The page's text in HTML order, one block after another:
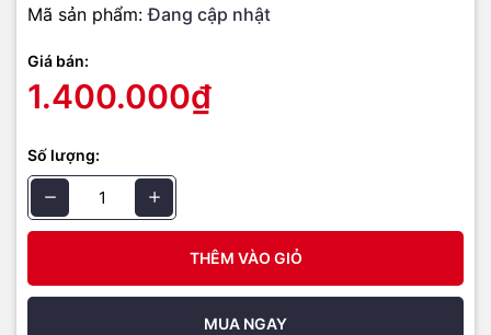
Mã sản phẩm: Đang cập nhật
Giá bán:
1.400.000₫
Số lượng:
THÊM VÀO GIỎ
MUA NGAY
Bảo hành:
12 tháng
📷 Hình ảnh thực tế sản phẩm